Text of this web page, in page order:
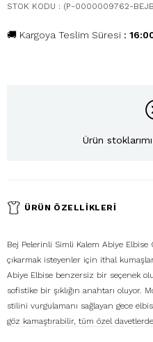
STOK KODU (P-0000009762-
🚚 Kargoya Teslim Süresi :
Ürün
ÜRÜN ÖZELLIKLERI
Bej Pelerinli Simli Kalem Abiye
çıkarmak isteyenler için ithal
Abiye Elbise benzersiz bir seçenek
sofistike bir şıklığın anahtarı
stilini vurgulamanı sağlayan gece
göz kamaştırabilir, tüm özel